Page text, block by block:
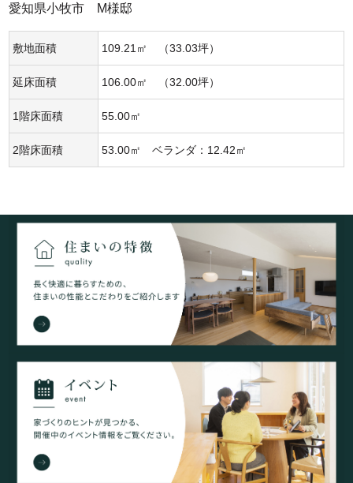
愛知県小牧市 M様邸
敷地面積 109.21㎡ （33.03坪）
延床面積 106.00㎡ （32.00坪）
1階床面積 55.00㎡
2階床面積 53.00㎡ ベランダ：12.42㎡